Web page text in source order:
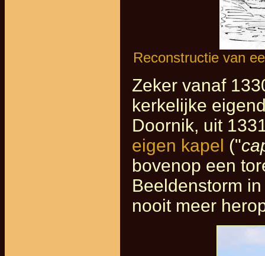
Reconstructie van
Zeker vanaf
kerkelijke
Doornik, uit
eigen kapel ("
bovenop een
Beeldenstorm
nooit meer